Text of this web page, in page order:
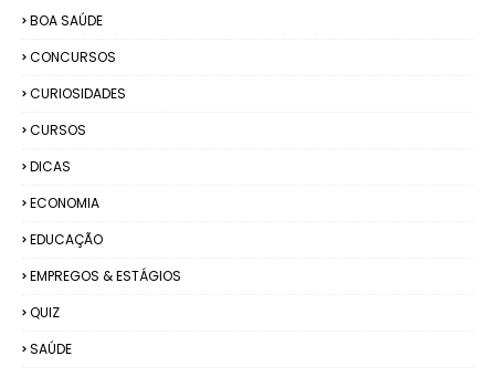
BOA SAÚDE
CONCURSOS
CURIOSIDADES
CURSOS
DICAS
ECONOMIA
EDUCAÇÃO
EMPREGOS & ESTÁGIOS
QUIZ
SAÚDE